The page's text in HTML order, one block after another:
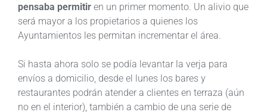
pensaba permitir en un primer momento. Un alivio que
será mayor a los propietarios a quienes los
Ayuntamientos les permitan incrementar el área.
Si hasta ahora solo se podía levantar la verja para
envíos a domicilio, desde el lunes los bares y
restaurantes podrán atender a clientes en terraza (aún
no en el interior), también a cambio de una serie de